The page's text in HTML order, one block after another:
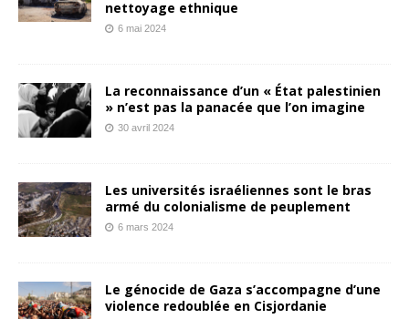
nettoyage ethnique
6 mai 2024
La reconnaissance d’un « État palestinien
» n’est pas la panacée que l’on imagine
30 avril 2024
Les universités israéliennes sont le bras
armé du colonialisme de peuplement
6 mars 2024
Le génocide de Gaza s’accompagne d’une
violence redoublée en Cisjordanie